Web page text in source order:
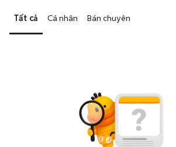
Tất cả Cá nhân Bán chuyên